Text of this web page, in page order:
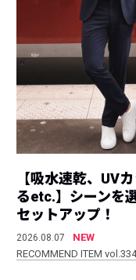
【吸水速乾、UV
るetc.】シーンを
セットアップ！
2026.08.07
NEW
RECOMMEND ITEM vol.334